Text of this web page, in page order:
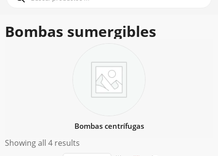
Bombas sumergibles
Bombas centrífugas
Showing all 4 results